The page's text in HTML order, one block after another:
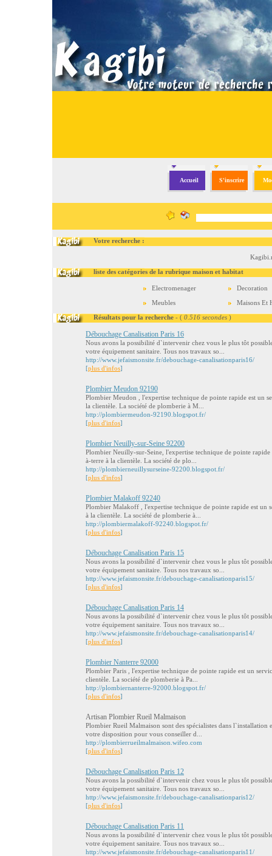
Accueil S'inscrire
Votre recherche :
liste des catégories de la rubrique maison et habitat
Electromenager
Decoration
Meubles
Maisons Et
Résultats pour la recherche - ( 0.516 secondes )
Débouchage Canalisation Paris 16
Nous avons la possibilité d`intervenir chez vous le plus tôt
votre équipement sanitaire. Tous nos travaux so...
http://www.jefaismonsite.fr/debouchage-canalisationparis16/
[plus d'infos]
Plombier Meudon 92190
Plombier Meudon , l'expertise technique de pointe rapide est un
la clientèle. La société de plomberie à M...
http://plombiermeudon-92190.blogspot.fr/
[plus d'infos]
Plombier Neuilly-sur-Seine 92200
Plombier Neuilly-sur-Seine, l'expertise technique de pointe
à-terre à la clientèle. La société de plo...
http://plombierneuillysurseine-92200.blogspot.fr/
[plus d'infos]
Plombier Malakoff 92240
Plombier Malakoff , l'expertise technique de pointe rapide est un
à la clientèle. La société de plomberie à...
http://plombiermalakoff-92240.blogspot.fr/
[plus d'infos]
Débouchage Canalisation Paris 15
Nous avons la possibilité d`intervenir chez vous le plus tôt
votre équipement sanitaire. Tous nos travaux so...
http://www.jefaismonsite.fr/debouchage-canalisationparis15/
[plus d'infos]
Débouchage Canalisation Paris 14
Nous avons la possibilité d`intervenir chez vous le plus tôt
votre équipement sanitaire. Tous nos travaux so...
http://www.jefaismonsite.fr/debouchage-canalisationparis14/
[plus d'infos]
Plombier Nanterre 92000
Plombier Paris , l'expertise technique de pointe rapide est un
clientèle. La société de plomberie à Pa...
http://plombiernanterre-92000.blogspot.fr/
[plus d'infos]
Artisan Plombier Rueil Malmaison
Plombier Rueil Malmaison sont des spécialistes dans l`installation
votre disposition pour vous conseiller d...
http://plombierrueilmalmaison.wifeo.com
[plus d'infos]
Débouchage Canalisation Paris 12
Nous avons la possibilité d`intervenir chez vous le plus tôt
votre équipement sanitaire. Tous nos travaux so...
http://www.jefaismonsite.fr/debouchage-canalisationparis12/
[plus d'infos]
Débouchage Canalisation Paris 11
Nous avons la possibilité d`intervenir chez vous le plus tôt
votre équipement sanitaire. Tous nos travaux so...
http://www.jefaismonsite.fr/debouchage-canalisationparis11/